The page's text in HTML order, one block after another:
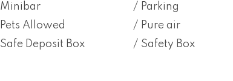
Minibar
Parking
Pets Allowed
Pure air
Safe Deposit Box Safety Box